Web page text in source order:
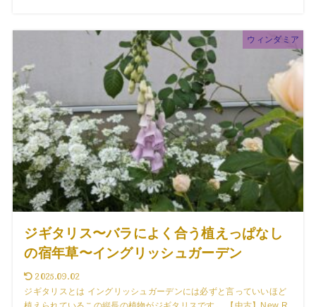
ウィンダミア
ジギタリス〜バラによく合う植えっぱなし
の宿年草〜イングリッシュガーデン
2025.09.02
ジギタリスとは イングリッシュガーデンには必ずと言っていいほど